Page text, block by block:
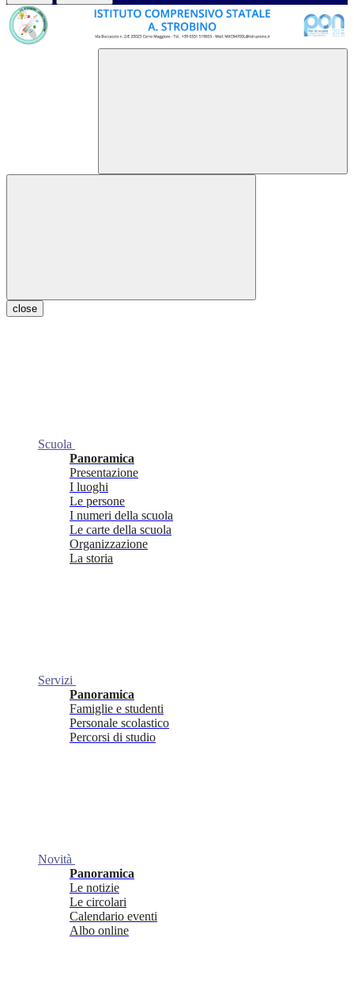
close
Scuola
Panoramica
Presentazione
I luoghi
Le persone
I numeri della scuola
Le carte della scuola
Organizzazione
La storia
Servizi
Panoramica
Famiglie e studenti
Personale scolastico
Percorsi di studio
Novità
Panoramica
Le notizie
Le circolari
Calendario eventi
Albo online